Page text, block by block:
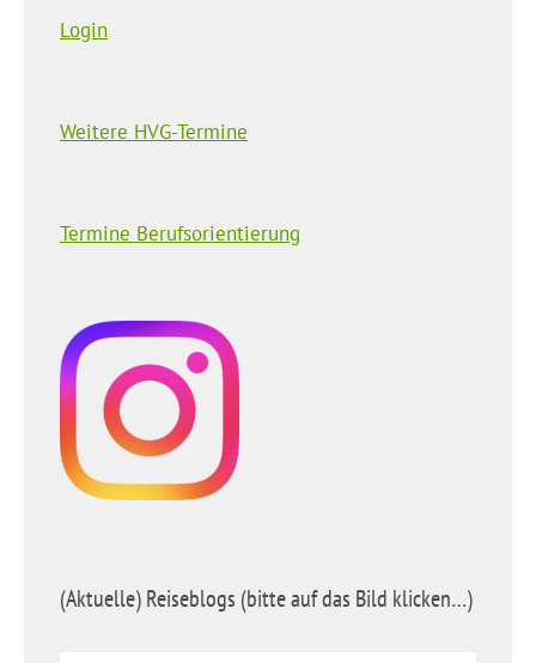
Login
Weitere HVG-Termine
Termine Berufsorientierung
(Aktuelle) Reiseblogs (bitte auf das Bild klicken…)